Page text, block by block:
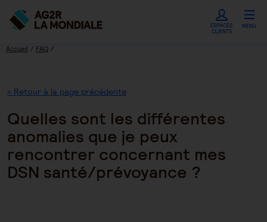
ESPACES
CLIENTS
MENU
Accueil
FAQ
< Retour à la page précédente
Quelles sont les différentes
anomalies que je peux
rencontrer concernant mes
DSN santé/prévoyance ?